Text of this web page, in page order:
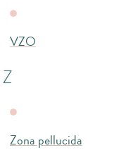
VZO
Z
Zona pellucida